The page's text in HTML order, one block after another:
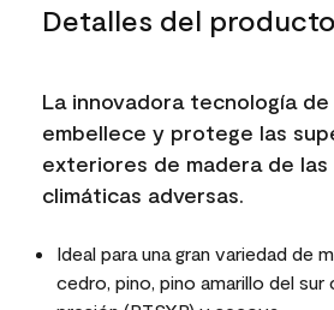
Detalles del producto
La innovadora tecnología
embellece y protege las
exteriores de madera de
climáticas adversas.
Ideal para una gran variedad de
cedro, pino, pino amarillo del